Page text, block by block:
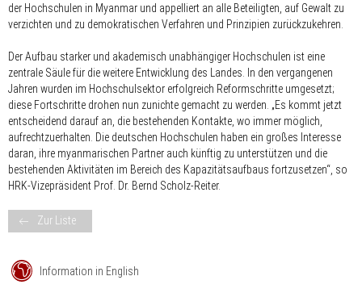
der Hochschulen in Myanmar und appelliert an alle Beteiligten, auf Gewalt zu
verzichten und zu demokratischen Verfahren und Prinzipien zurückzukehren.
Der Aufbau starker und akademisch unabhängiger Hochschulen ist eine
zentrale Säule für die weitere Entwicklung des Landes. In den vergangenen
Jahren wurden im Hochschulsektor erfolgreich Reformschritte umgesetzt;
diese Fortschritte drohen nun zunichte gemacht zu werden. „Es kommt jetzt
entscheidend darauf an, die bestehenden Kontakte, wo immer möglich,
aufrechtzuerhalten. Die deutschen Hochschulen haben ein großes Interesse
daran, ihre myanmarischen Partner auch künftig zu unterstützen und die
bestehenden Aktivitäten im Bereich des Kapazitätsaufbaus fortzusetzen“, so
HRK-Vizepräsident Prof. Dr. Bernd Scholz-Reiter.
Zur Liste
Information in English